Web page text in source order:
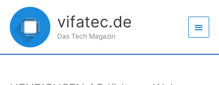
Inhalt
springen
vifatec.de
Das Tech Magazin